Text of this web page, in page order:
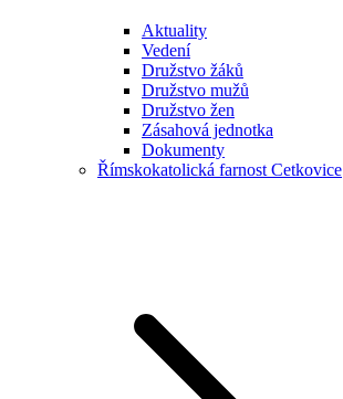
Aktuality
Vedení
Družstvo žáků
Družstvo mužů
Družstvo žen
Zásahová jednotka
Dokumenty
Římskokatolická farnost Cetkovice